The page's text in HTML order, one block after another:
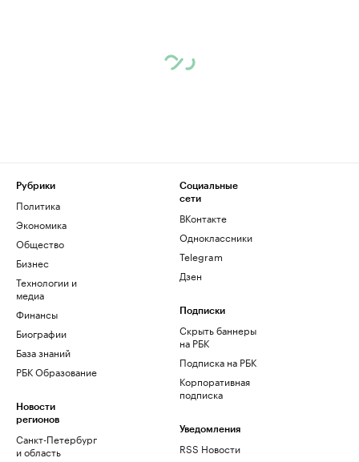
Рубрики
Политика
Экономика
Общество
Бизнес
Технологии и
медиа
Финансы
Биографии
База знаний
РБК Образование
Новости
регионов
Санкт-Петербург
и область
Социальные
сети
ВКонтакте
Одноклассники
Telegram
Дзен
Подписки
Скрыть баннеры
на РБК
Подписка на РБК
Корпоративная
подписка
Уведомления
RSS Новости